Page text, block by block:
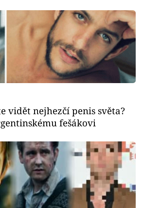
vidět nejhezčí penis světa?
fešákovi